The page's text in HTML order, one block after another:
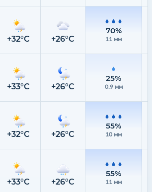
+32°C +26°C
70%
11 мм
+33°C +26°C
25%
0.9 мм
+32°C +26°C
55%
10 мм
+33°C +26°C
55%
11 мм